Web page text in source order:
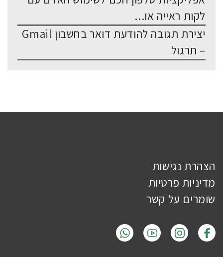
לקות ראייה או...
יצירת תגובה להודעת דואר בחשבון Gmail
– תרגול
הצהרת נגישות
מדיניות פרטיות
שומרים על קשר